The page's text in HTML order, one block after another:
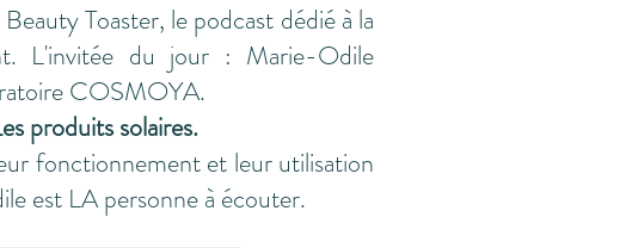
Toaster, le podcast dédié à la
L'invitée du jour : Marie-Odile
COSMOYA.
produits solaires.
fonctionnement et leur utilisation
est LA personne à écouter.